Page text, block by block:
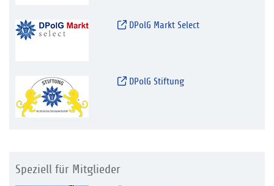
DPolG Markt Select
DPolG Stiftung
Speziell für Mitglieder